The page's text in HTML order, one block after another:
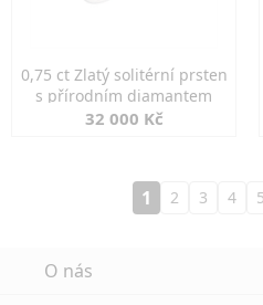
0,75 ct Zlatý solitérní prsten
s přírodním diamantem
32 000 Kč
1 2 3 4 5
O nás